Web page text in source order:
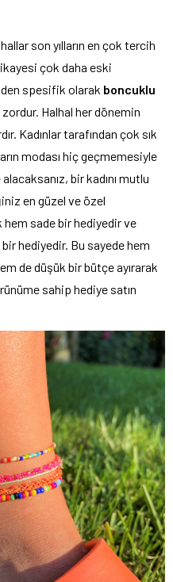
son yılların en çok tercih
çok daha eski
spesifik olarak boncuklu
Halhal her dönemin
Kadınlar tarafından çok sık
modası hiç geçmemesiyle
bir kadını mutlu
en güzel ve özel
hem sade bir hediyedir ve
bir hediyedir. Bu sayede hem
de düşük bir bütçe ayırarak
sahip hediye satın